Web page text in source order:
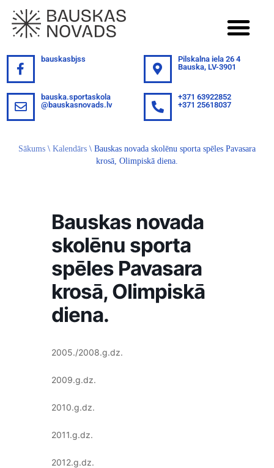
bauskasbjss
Pilskalna iela 26 4
Bauska, LV-3901
bauska.sportaskola
@bauskasnovads.lv
+371 63922852
+371 25618037
Sākums \ Kalendārs \ Bauskas novada skolēnu sporta spēles Pavasara
krosā, Olimpiskā diena.
Bauskas novada
skolēnu sporta
spēles Pavasara
krosā, Olimpiskā
diena.
2005./2008.g.dz.
2009.g.dz.
2010.g.dz.
2011.g.dz.
2012.g.dz.